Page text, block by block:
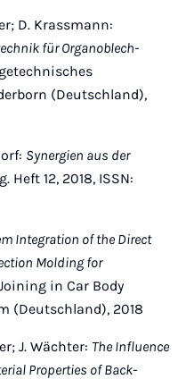
D. Krassmann:
für Organoblech-
(Deutschland),
Synergien aus der
Heft 12, 2018, ISSN:
Integration of the Direct
Molding for
in Car Body
(Deutschland), 2018
J. Wächter: The Influence
Properties of Back-